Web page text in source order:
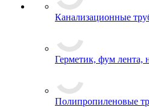
Канализационные
Герметик, фум лента,
Полипропиленовые